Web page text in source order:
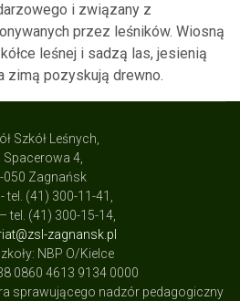
i związany z
przez leśników. Wiosną
leśnej i sadzą las, jesienią
zimą pozyskują drewno.
Szkół Leśnych,
Spacerowa 4,
050 Zagnańsk
tel. (41) 300-11-41,
tel. (41) 300-15-14,
zagnansk.pl
NBP O/Kielce
0860 4613 9134 0000
sprawującego nadzór pedagogiczny